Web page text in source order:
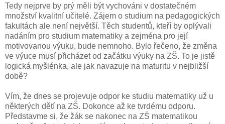
Tedy nejprve by prý měli být vychováni v dostatečném
množství kvalitní učitelé. Zájem o studium na pedagogických
fakultách ale není největší. Těch studentů, kteří by oplývali
nadáním pro studium matematiky a zejména pro její
motivovanou výuku, bude nemnoho. Bylo řečeno, že změna
ve výuce musí přicházet od začátku výuky na ZŠ. To je jistě
logická myšlénka, ale jak navazuje na maturitu v nejbližší
době?
Vím, že dnes se projevuje odpor ke studiu matematiky už u
některých dětí na ZŠ. Dokonce až ke tvrdému odporu.
Představme si, že žák se nakonec na ZŠ matematikou